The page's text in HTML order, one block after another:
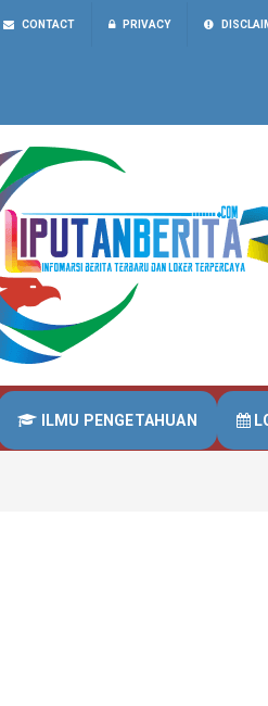
CONTACT PRIVACY
ILMU PENGETAHUAN